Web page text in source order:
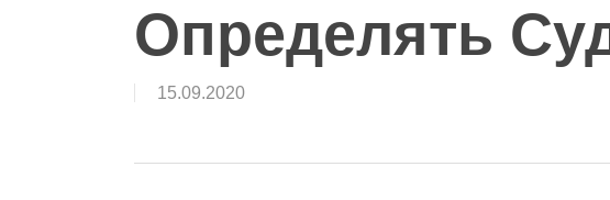
Определять
15.09.2020